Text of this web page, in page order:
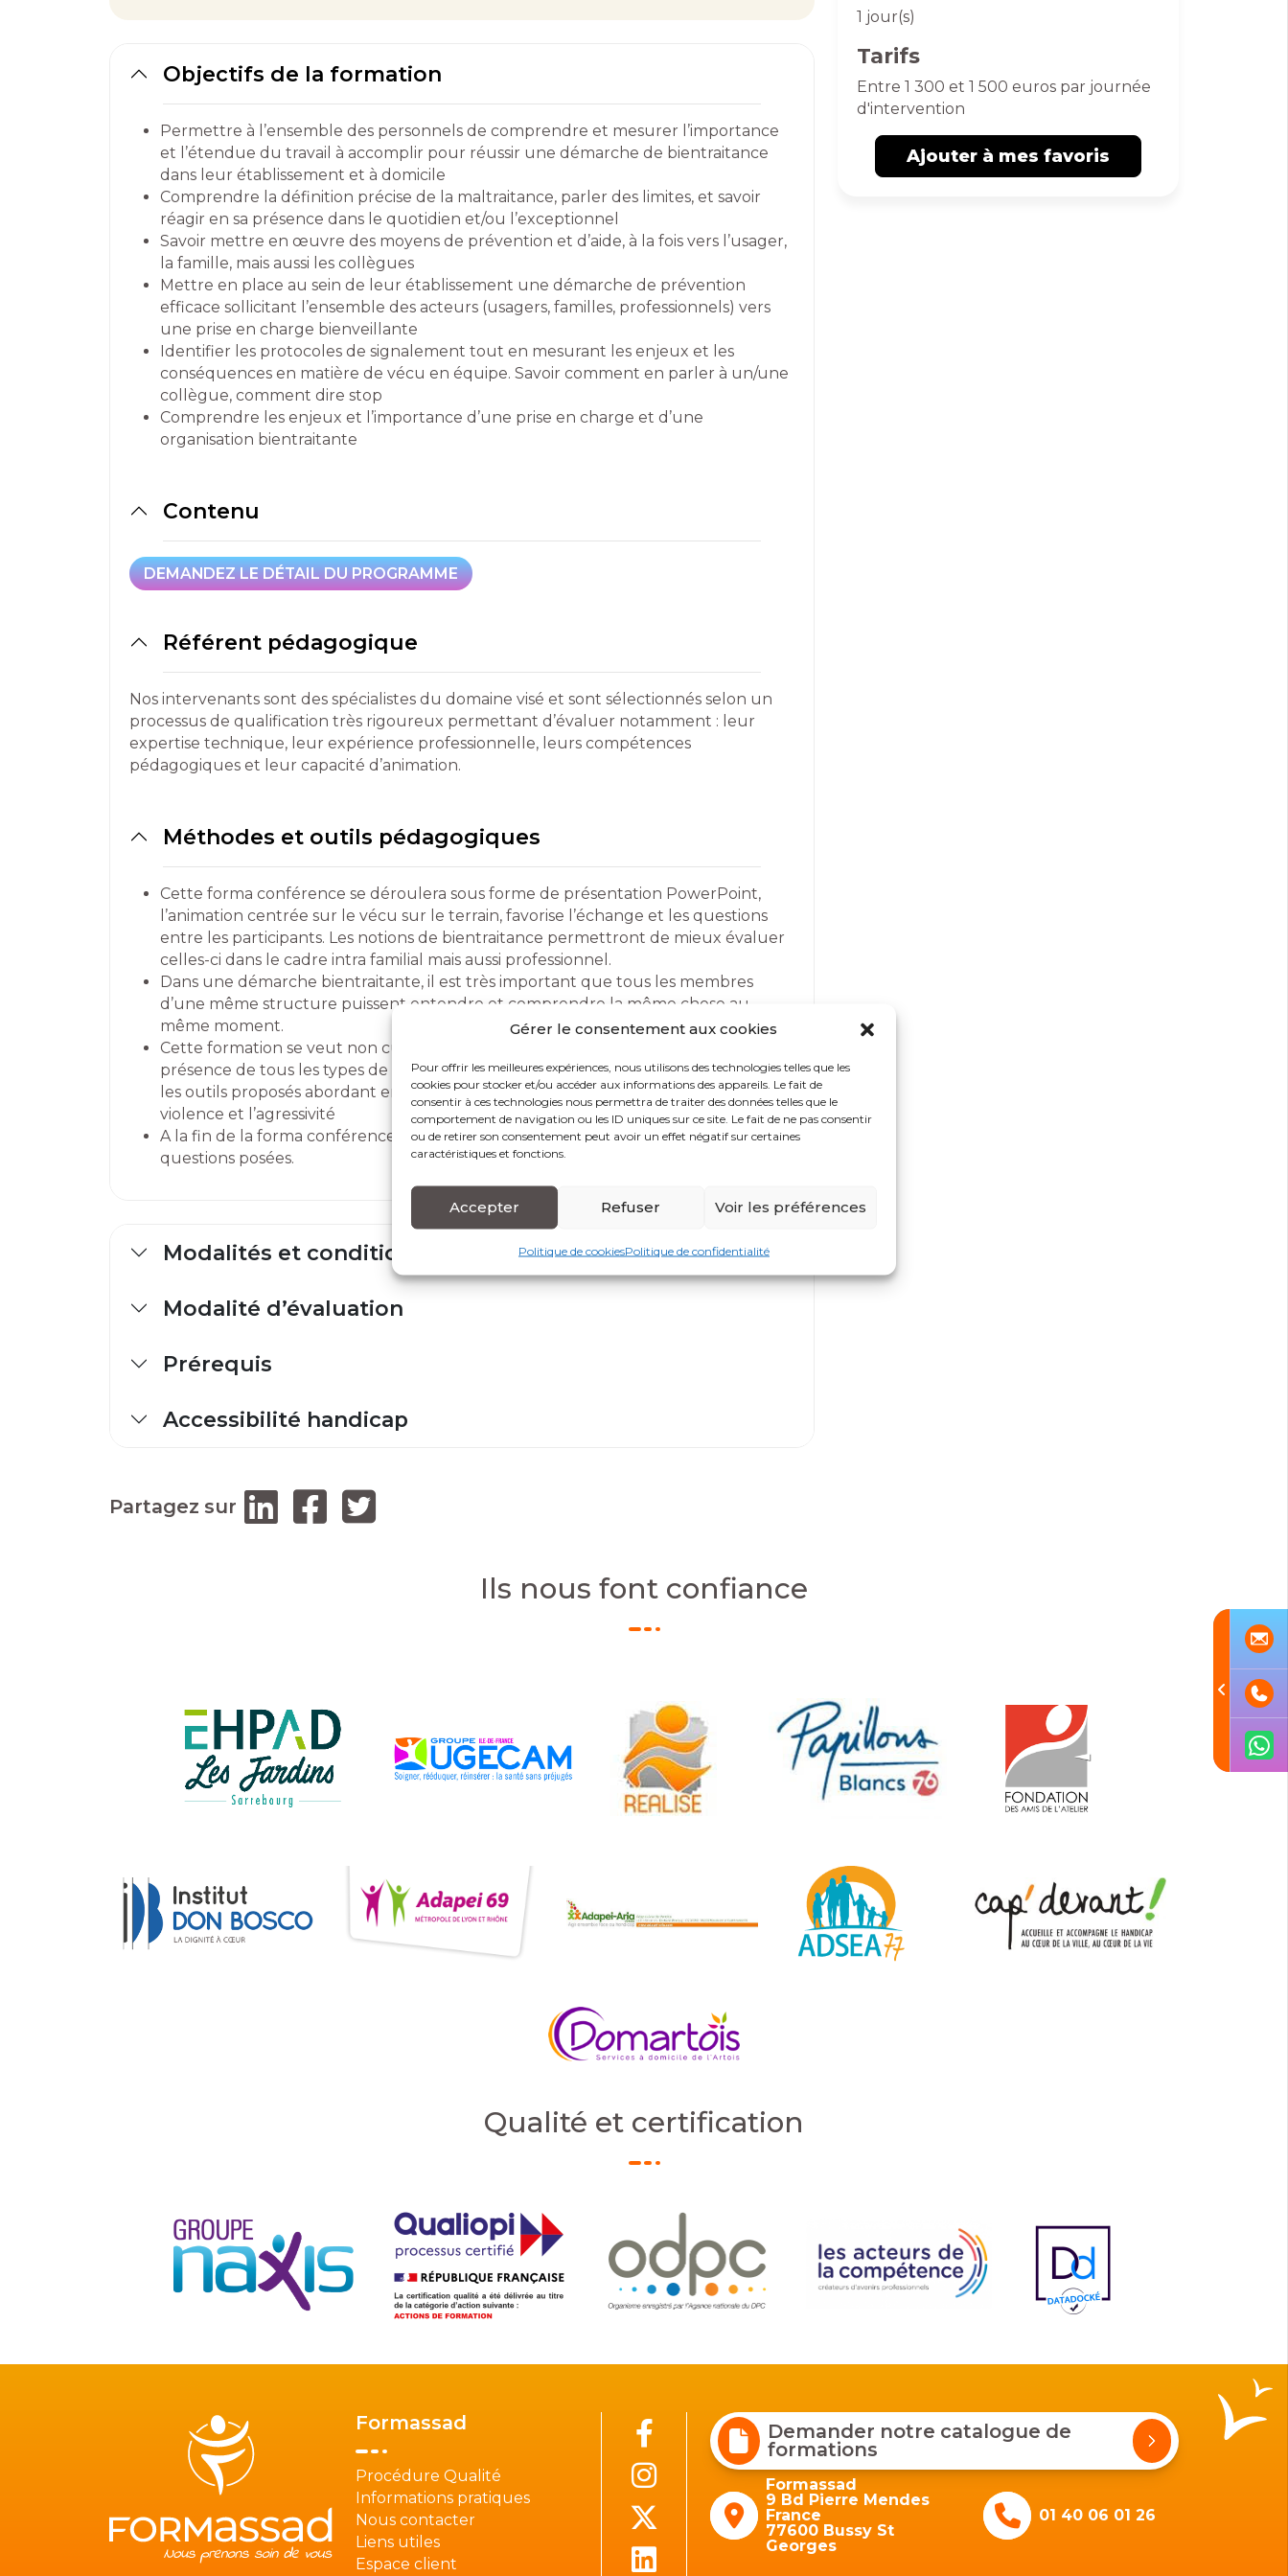
Gérer le consentement aux cookies
Pour offrir les meilleures expériences, nous utilisons des technologies telles que les
cookies pour stocker et/ou accéder aux informations des appareils. Le fait de
consentir à ces technologies nous permettra de traiter des données telles que le
comportement de navigation ou les ID uniques sur ce site. Le fait de ne pas consentir
ou de retirer son consentement peut avoir un effet négatif sur certaines
caractéristiques et fonctions.
Accepter Refuser Voir les préférences
Politique de cookiesPolitique de confidentialité
Objectifs de la formation
Permettre à l’ensemble des personnels de comprendre et mesurer l’importance
et l’étendue du travail à accomplir pour réussir une démarche de bientraitance
dans leur établissement et à domicile
Comprendre la définition précise de la maltraitance, parler des limites, et savoir
réagir en sa présence dans le quotidien et/ou l’exceptionnel
Savoir mettre en œuvre des moyens de prévention et d’aide, à la fois vers l’usager,
la famille, mais aussi les collègues
Mettre en place au sein de leur établissement une démarche de prévention
efficace sollicitant l’ensemble des acteurs (usagers, familles, professionnels) vers
une prise en charge bienveillante
Identifier les protocoles de signalement tout en mesurant les enjeux et les
conséquences en matière de vécu en équipe. Savoir comment en parler à un/une
collègue, comment dire stop
Comprendre les enjeux et l’importance d’une prise en charge et d’une
organisation bientraitante
Contenu
DEMANDEZ LE DÉTAIL DU PROGRAMME
DEMANDEZ LE DÉTAIL DU PROGRAMME
Référent pédagogique
Nos intervenants sont des spécialistes du domaine visé et sont sélectionnés selon un
processus de qualification très rigoureux permettant d’évaluer notamment : leur
expertise technique, leur expérience professionnelle, leurs compétences
pédagogiques et leur capacité d’animation.
Méthodes et outils pédagogiques
Cette forma conférence se déroulera sous forme de présentation PowerPoint,
l’animation centrée sur le vécu sur le terrain, favorise l’échange et les questions
entre les participants. Les notions de bientraitance permettront de mieux évaluer
celles-ci dans le cadre intra familial mais aussi professionnel.
Dans une démarche bientraitante, il est très important que tous les membres
d’une même structure puissent entendre et comprendre la même chose au
même moment.
Cette formation se veut non culpabilisante mais pragmatique et concrète. La
présence de tous les types de personnels est conseillée dans ce type de formation,
les outils proposés abordant entre autres les réponses organisationnelles à la
violence et l’agressivité
A la fin de la forma conférence l’animateur garde du temps pour répondre aux
questions posées.
Modalités et conditions d’accès
Modalité d’évaluation
Prérequis
Accessibilité handicap
Partagez sur
1 jour(s)
Tarifs
Entre 1 300 et 1 500 euros par journée
d'intervention
Ajouter à mes favoris
Ils nous font confiance
Qualité et certification
Formassad
Procédure Qualité
Informations pratiques
Nous contacter
Liens utiles
Espace client
Demander notre catalogue de
formations
Formassad
9 Bd Pierre Mendes
France
77600 Bussy St
Georges
01 40 06 01 26